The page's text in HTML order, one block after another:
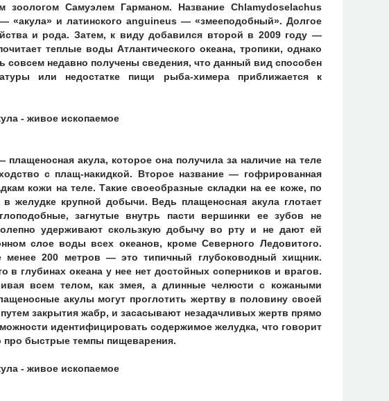
Самуэлем Гарманом. Название Chlamydoselachus
«акула» и латинского anguineus — «змееподобный». Долгое
и рода. Затем, к виду добавился второй в 2009 году —
теплые воды Атлантического океана, тропики, однако
недавно получены сведения, что данный вид способен
или недостатке пищи рыба-химера приближается к
акула, которое она получила за наличие на теле
с плащ-накидкой. Второе название — гофрированная
кожи на теле. Такие своеобразные складки на ее коже, по
крупной добычи. Ведь плащеносная акула глотает
загнутые внутрь пасти вершинки ее зубов не
удерживают скользкую добычу во рту и не дают ей
слое воды всех океанов, кроме Северного Ледовитого.
менее 200 метров — это типичный глубоководный хищник.
глубинах океана у нее нет достойных соперников и врагов.
всем телом, как змея, а длинные челюсти с кожаными
акулы могут проглотить жертву в половину своей
закрытия жабр, и засасывают незадачливых жертв прямо
идентифицировать содержимое желудка, что говорит
быстрые темпы пищеварения.